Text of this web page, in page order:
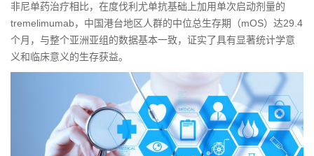
非尼单药治疗相比，在度伐利尤单抗基础上加用单次启动剂量的
tremelimumab，中国港台地区人群的中位总生存期（mOS）达29.4
个月，与整个亚洲亚组的数据基本一致，证实了具有显著统计学意
义和临床意义的生存获益。